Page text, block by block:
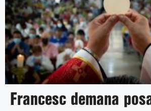
Francesc demana